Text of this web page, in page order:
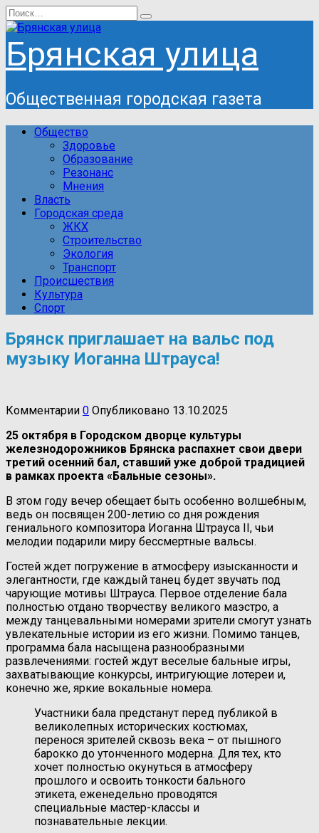
Перейти
к
содержанию
Search
for:
Брянская улица
Общественная городская газета
Общество
Здоровье
Образование
Резонанс
Мнения
Власть
Городская среда
ЖКХ
Строительство
Экология
Транспорт
Происшествия
Культура
Спорт
Брянск приглашает на вальс под
музыку Иоганна Штрауса!
Комментарии 0 Опубликовано 13.10.2025
25 октября в Городском дворце культуры
железнодорожников Брянска распахнет свои двери
третий осенний бал, ставший уже доброй традицией
в рамках проекта «Бальные сезоны».
В этом году вечер обещает быть особенно волшебным,
ведь он посвящен 200-летию со дня рождения
гениального композитора Иоганна Штрауса II, чьи
мелодии подарили миру бессмертные вальсы.
Гостей ждет погружение в атмосферу изысканности и
элегантности, где каждый танец будет звучать под
чарующие мотивы Штрауса. Первое отделение бала
полностью отдано творчеству великого маэстро, а
между танцевальными номерами зрители смогут узнать
увлекательные истории из его жизни. Помимо танцев,
программа бала насыщена разнообразными
развлечениями: гостей ждут веселые бальные игры,
захватывающие конкурсы, интригующие лотереи и,
конечно же, яркие вокальные номера.
Участники бала предстанут перед публикой в
великолепных исторических костюмах,
перенося зрителей сквозь века – от пышного
барокко до утонченного модерна. Для тех, кто
хочет полностью окунуться в атмосферу
прошлого и освоить тонкости бального
этикета, еженедельно проводятся
специальные мастер-классы и
познавательные лекции.